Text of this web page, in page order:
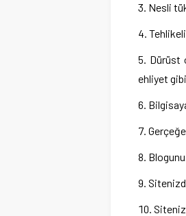
Nesli
Dürüst
ehliyet
Gerçeğe
Siteniz